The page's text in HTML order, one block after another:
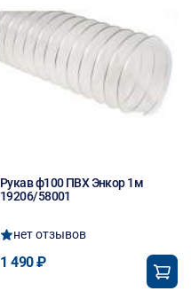
Рукав ф100 ПВХ Энкор 1м
19206/58001
нет отзывов
1 490 ₽